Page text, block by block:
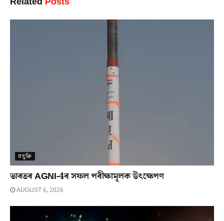
প্ৰযুক্তি
ভাৰতৰ AGNI-4ৰ সফল পৰীক্ষামূলক উৎক্ষেপণ
AUGUST 6, 2026